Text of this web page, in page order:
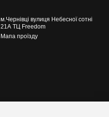
м.Чернівці вулиця Небесної сотні
21А ТЦ Freedom
Мапа проїзду